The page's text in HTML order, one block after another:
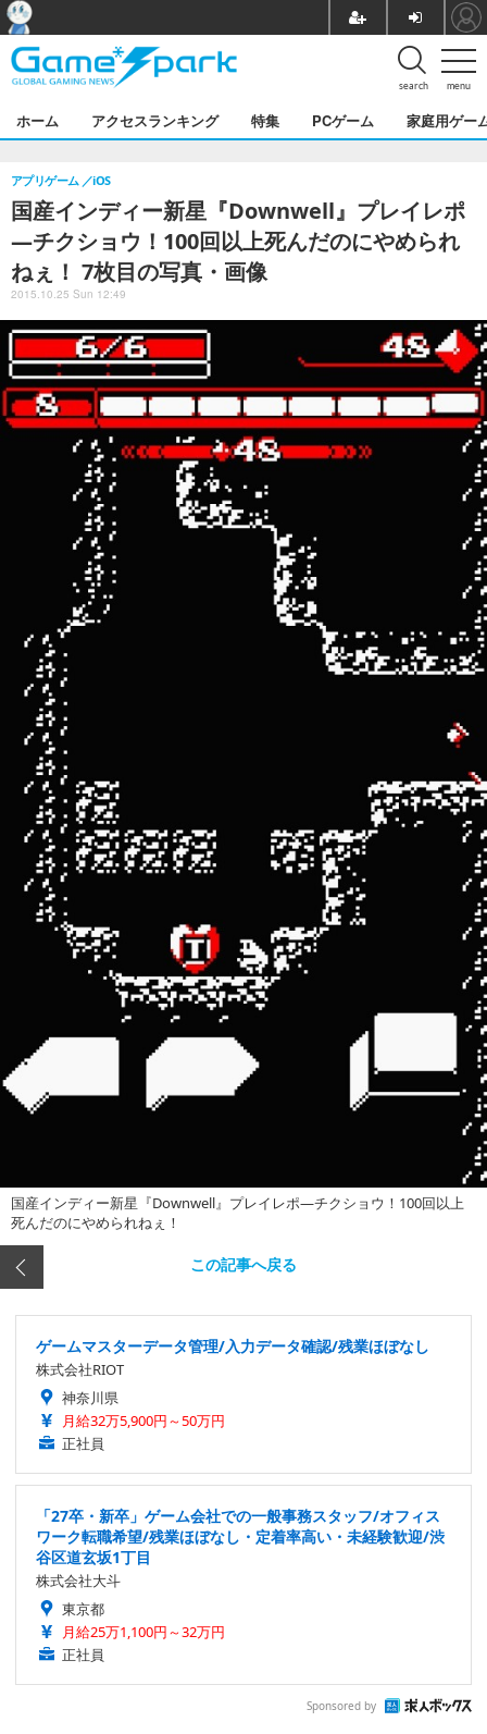
menu
search
ホーム アクセスランキング 特集 PCゲーム 家庭用ゲー
国産インディー新星『Downwell』プレイレポ
―チクショウ！100回以上死んだのにやめられ
ねぇ！ 7枚目の写真・画像
アプリゲーム iOS
2015.10.25 Sun 12:49
国産インディー新星『Downwell』プレイレポ―チクショウ！100回以上
死んだのにやめられねぇ！
この記事へ戻る
ゲームマスターデータ管理/入力データ確認/残業ほぼなし
株式会社RIOT
神奈川県
月給32万5,900円～50万円
正社員
「27卒・新卒」ゲーム会社での一般事務スタッフ/オフィス
ワーク転職希望/残業ほぼなし・定着率高い・未経験歓迎/渋
谷区道玄坂1丁目
株式会社大斗
東京都
月給25万1,100円～32万円
正社員
Sponsored by